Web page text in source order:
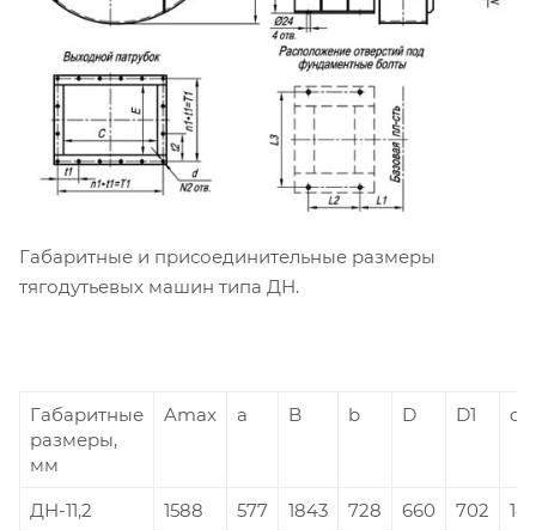
Габаритные и присоединительные размеры
тягодутьевых машин типа ДН.
Габаритные
размеры,
мм
Amax a B b D D1 d
ДН-11,2 1588 577 1843 728 660 702 14